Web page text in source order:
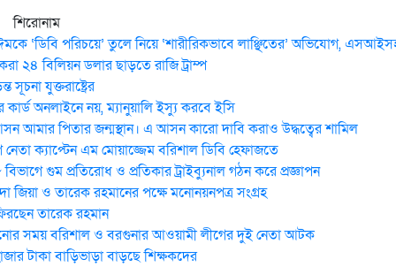
শিরোনাম
‘ডিবি পরিচয়ে’ তুলে নিয়ে ‘শারীরিকভাবে লাঞ্ছিতের’ অভিযোগ,
২৪ বিলিয়ন ডলার ছাড়তে রাজি ট্রাম্প
সূচনা যুক্তরাষ্ট্রের
কার্ড অনলাইনে নয়, ম্যানুয়ালি ইস্যু করবে ইসি
আমার পিতার জন্মস্থান। এ আসন কারো দাবি করাও উদ্ধত্বের শামিল
ক্যাপ্টেন এম মোয়াজ্জেম বরিশাল ডিবি হেফাজতে
গুম প্রতিরোধ ও প্রতিকার ট্রাইব্যুনাল গঠন করে প্রজ্ঞাপন
জিয়া ও তারেক রহমানের পক্ষে মনোনয়নপত্র সংগ্রহ
তারেক রহমান
সময় ব‌রিশাল ও বরগুনার আওয়ামী লীগের দুই নেতা আটক
টাকা বাড়িভাড়া বাড়ছে শিক্ষকদের